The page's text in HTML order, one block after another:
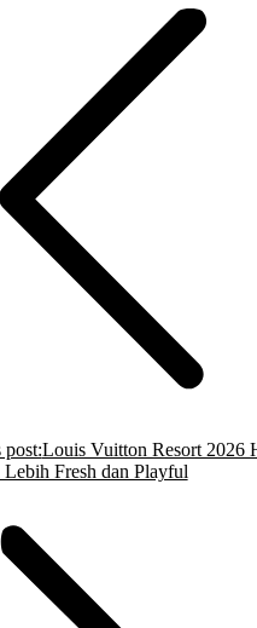
post:Louis Vuitton Resort 2026
Fresh dan Playful